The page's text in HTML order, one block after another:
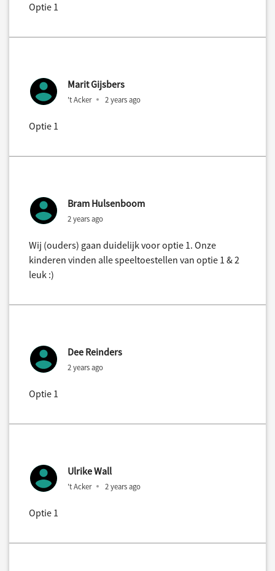
Optie 1
Marit Gijsbers
't Acker 2 years ago
Optie 1
Bram Hulsenboom
2 years ago
Wij (ouders) gaan duidelijk voor optie 1. Onze
kinderen vinden alle speeltoestellen van optie 1 & 2
leuk :)
Dee Reinders
2 years ago
Optie 1
Ulrike Wall
't Acker 2 years ago
Optie 1